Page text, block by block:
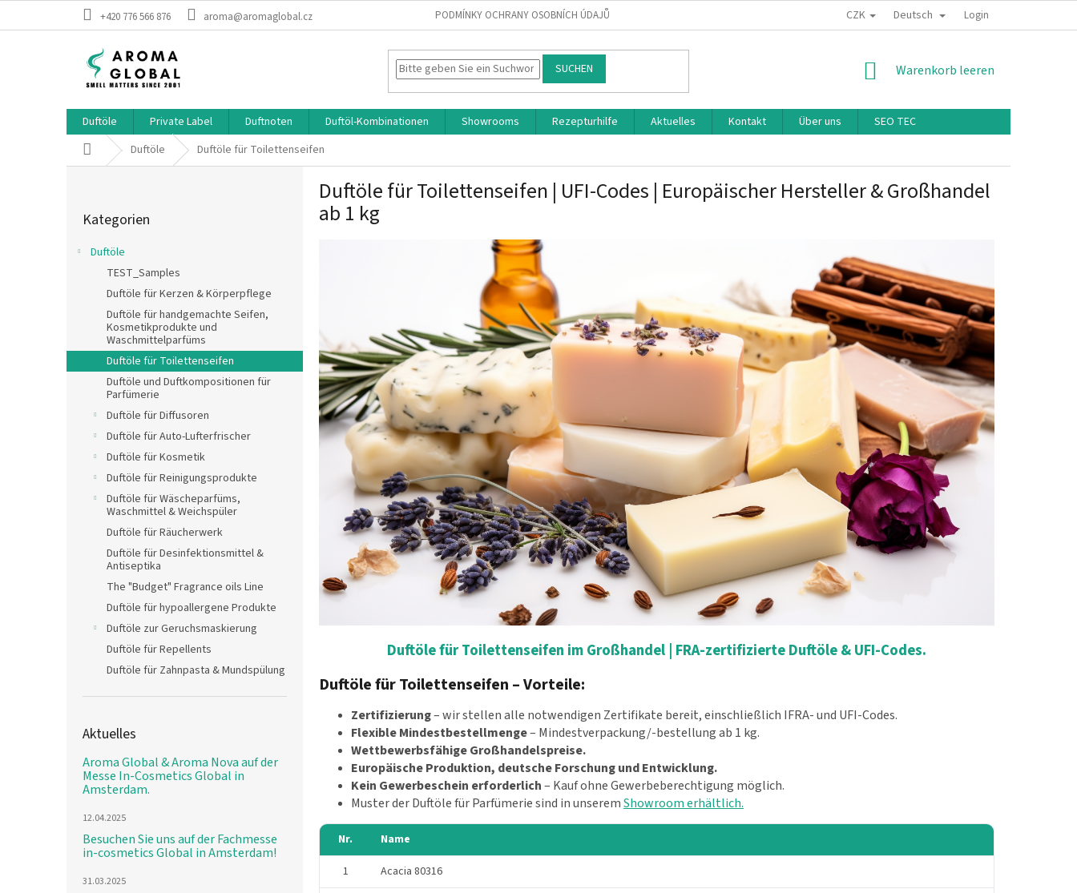
Zum Inhalt springen
+420 776 566 876 aroma@aromaglobal.cz PODMÍNKY OCHRANY OSOBNÍCH ÚDAJŮ CZK Deutsch Login
SUCHEN WARENKORB
Warenkorb leeren
Duftöle Private Label Duftnoten Duftöl-Kombinationen Showrooms Rezepturhilfe Aktuelles Kontakt Über uns
SEO TEC
StartseiteDuftöle Duftöle für Toilettenseifen
Kategorien
Duftöle
TEST_Samples
Duftöle für Kerzen & Körperpflege
Duftöle für handgemachte Seifen,
Kosmetikprodukte und
Waschmittelparfüms
Duftöle für Toilettenseifen
Duftöle und Duftkompositionen für
Parfümerie
Duftöle für Diffusoren
Duftöle für Auto-Lufterfrischer
Duftöle für Kosmetik
Duftöle für Reinigungsprodukte
Duftöle für Wäscheparfüms,
Waschmittel & Weichspüler
Duftöle für Räucherwerk
Duftöle für Desinfektionsmittel &
Antiseptika
The "Budget" Fragrance oils Line
Duftöle für hypoallergene Produkte
Duftöle zur Geruchsmaskierung
Duftöle für Repellents
Duftöle für Zahnpasta & Mundspülung
Aktuelles
Aroma Global & Aroma Nova auf der
Messe In-Cosmetics Global in
Amsterdam.
12.04.2025
Besuchen Sie uns auf der Fachmesse
in-cosmetics Global in Amsterdam!
31.03.2025
Duftöle für Toilettenseifen | UFI-Codes | Europäischer Hersteller & Großhandel
ab 1 kg
Duftöle für Toilettenseifen im Großhandel | FRA-zertifizierte Duftöle & UFI-Codes.
Duftöle für Toilettenseifen – Vorteile:
Zertifizierung– wir stellen alle notwendigen Zertifikate bereit, einschließlich IFRA- und UFI-Codes.
Flexible Mindestbestellmenge– Mindestverpackung/-bestellung ab 1 kg.
Wettbewerbsfähige Großhandelspreise.
Europäische Produktion, deutsche Forschung und Entwicklung.
Kein Gewerbeschein erforderlich– Kauf ohne Gewerbeberechtigung möglich.
Muster der Duftöle für Parfümerie sind in unseremShowroom erhältlich.
Nr.
Name
1
Acacia 80316